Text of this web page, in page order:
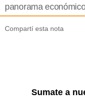
panorama
Compartí esta nota
Sumate a